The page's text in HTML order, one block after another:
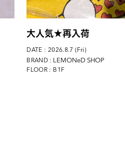
大人気★再入荷
DATE : 2026.8.7 (Fri)
BRAND : LEMONeD SHOP
FLOOR : B1F